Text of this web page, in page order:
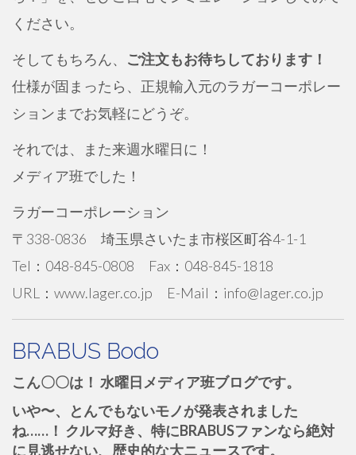
ください。
そしてもちろん、 ご注文もお待ちしております！
仕様が固まったら、正規輸入元のラガーコーポレー
ションまでお気軽にどうぞ。
それでは、また来週水曜日に！
メディア班でした！
ラガーコーポレーション
〒338-0836 埼玉県さいたま市桜区町谷4-1-1
Tel：048-845-0808 Fax：048-845-1818
URL：www.lager.co.jp E-Mail：info@lager.co.jp
BRABUS Bodo
こん〇〇は！ 水曜日メディア班ブログです。
いや〜、とんでもないモノが発表されました
ね……！ クルマ好き、特にBRABUSファンなら絶対
に見逃せない、歴史的な大ニュースです。